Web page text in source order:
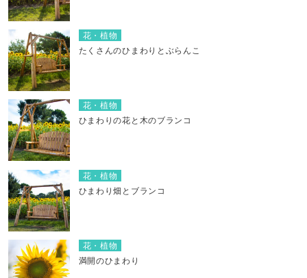
花・植物
たくさんのひまわりとぶらんこ
花・植物
ひまわりの花と木のブランコ
花・植物
ひまわり畑とブランコ
花・植物
満開のひまわり